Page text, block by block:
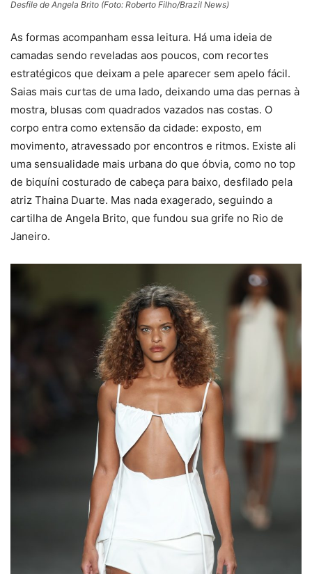
Desfile de Angela Brito (Foto: Roberto Filho/Brazil News)
As formas acompanham essa leitura. Há uma ideia de
camadas sendo reveladas aos poucos, com recortes
estratégicos que deixam a pele aparecer sem apelo fácil.
Saias mais curtas de uma lado, deixando uma das pernas à
mostra, blusas com quadrados vazados nas costas. O
corpo entra como extensão da cidade: exposto, em
movimento, atravessado por encontros e ritmos. Existe ali
uma sensualidade mais urbana do que óbvia, como no top
de biquíni costurado de cabeça para baixo, desfilado pela
atriz Thaina Duarte. Mas nada exagerado, seguindo a
cartilha de Angela Brito, que fundou sua grife no Rio de
Janeiro.